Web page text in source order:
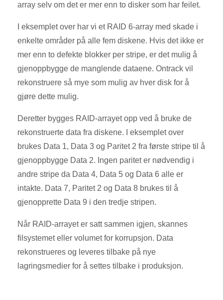
array selv om det er mer enn to disker som har feilet.
I eksemplet over har vi et RAID 6-array med skade i
enkelte områder på alle fem diskene. Hvis det ikke er
mer enn to defekte blokker per stripe, er det mulig å
gjenoppbygge de manglende dataene. Ontrack vil
rekonstruere så mye som mulig av hver disk for å
gjøre dette mulig.
Deretter bygges RAID-arrayet opp ved å bruke de
rekonstruerte data fra diskene. I eksemplet over
brukes Data 1, Data 3 og Paritet 2 fra første stripe til å
gjenoppbygge Data 2. Ingen paritet er nødvendig i
andre stripe da Data 4, Data 5 og Data 6 alle er
intakte. Data 7, Paritet 2 og Data 8 brukes til å
gjenopprette Data 9 i den tredje stripen.
Når RAID-arrayet er satt sammen igjen, skannes
filsystemet eller volumet for korrupsjon. Data
rekonstrueres og leveres tilbake på nye
lagringsmedier for å settes tilbake i produksjon.